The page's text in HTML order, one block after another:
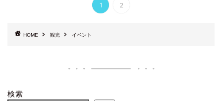
1 2
HOME 観光 イベント
検索